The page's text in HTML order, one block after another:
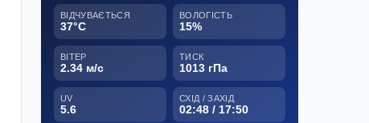
ВІДЧУВАЄТЬСЯ
37°C
ВОЛОГІСТЬ
15%
ВІТЕР
2.34 м/с
ТИСК
1013 гПа
UV
5.6
СХІД / ЗАХІД
02:48 / 17:50